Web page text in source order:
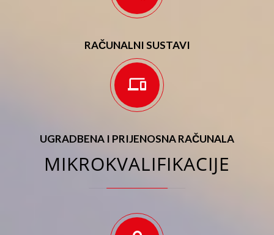
RAČUNALNI SUSTAVI
UGRADBENA I PRIJENOSNA RAČUNALA
MIKROKVALIFIKACIJE